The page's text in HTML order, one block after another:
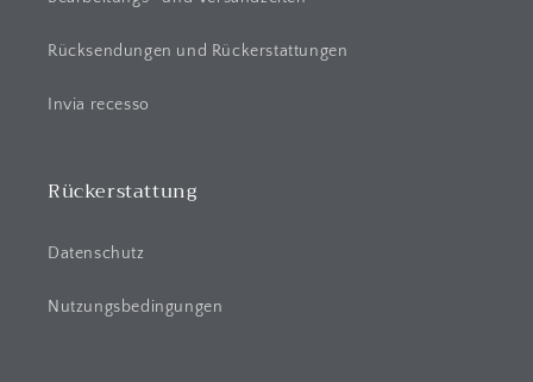
Rücksendungen und Rückerstattungen
Invia recesso
Rückerstattung
Datenschutz
Nutzungsbedingungen